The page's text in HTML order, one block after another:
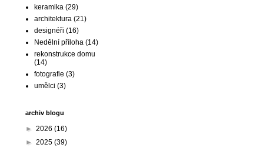
keramika (29)
architektura (21)
designéři (16)
Nedělní příloha (14)
rekonstrukce domu
(14)
fotografie (3)
umělci (3)
archiv blogu
► 2026 (16)
► 2025 (39)